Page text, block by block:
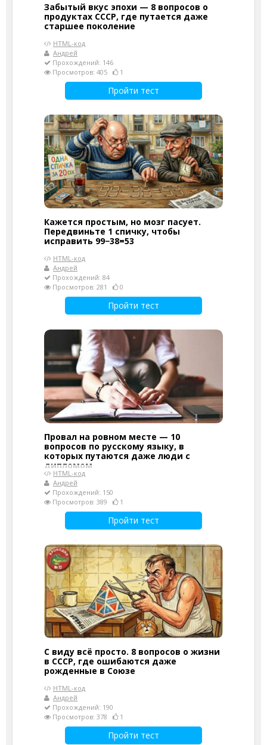
Забытый вкус эпохи — 8 вопросов о
продуктах СССР, где путается даже
старшее поколение
HTML-код
Андрей
Прохождений: 146
Просмотров: 405
1
Пройти тест
Кажется простым, но мозг пасует.
Передвиньте 1 спичку, чтобы
исправить 99−38=53
HTML-код
Андрей
Прохождений: 84
Просмотров: 281
0
Пройти тест
Провал на ровном месте — 10
вопросов по русскому языку, в
которых путаются даже люди с
дипломом
HTML-код
Андрей
Прохождений: 150
Просмотров: 389
1
Пройти тест
С виду всё просто. 8 вопросов о жизни
в СССР, где ошибаются даже
рожденные в Союзе
HTML-код
Андрей
Прохождений: 190
Просмотров: 378
1
Пройти тест